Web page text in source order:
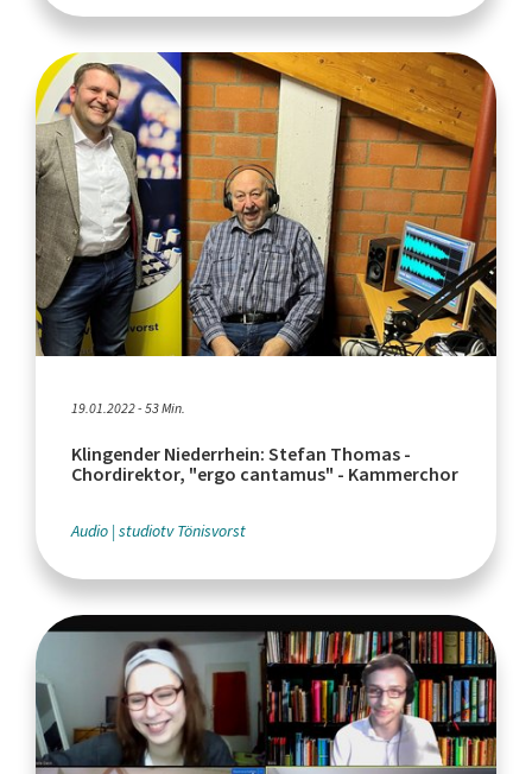
19.01.2022 - 53 Min.
Klingender Niederrhein: Stefan Thomas -
Chordirektor, "ergo cantamus" - Kammerchor
Audio studiotv Tönisvorst